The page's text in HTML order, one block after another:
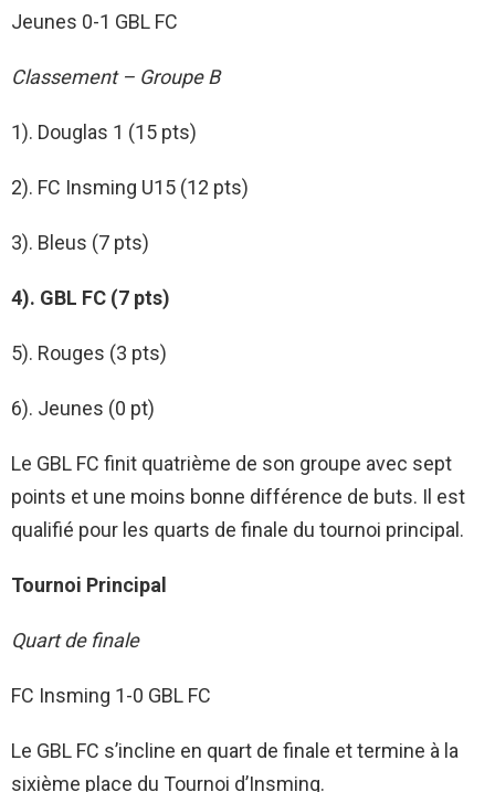
Jeunes 0-1 GBL FC
Classement – Groupe B
1). Douglas 1 (15 pts)
2). FC Insming U15 (12 pts)
3). Bleus (7 pts)
4). GBL FC (7 pts)
5). Rouges (3 pts)
6). Jeunes (0 pt)
Le GBL FC finit quatrième de son groupe avec sept
points et une moins bonne différence de buts. Il est
qualifié pour les quarts de finale du tournoi principal.
Tournoi Principal
Quart de finale
FC Insming 1-0 GBL FC
Le GBL FC s’incline en quart de finale et termine à la
sixième place du Tournoi d’Insming.